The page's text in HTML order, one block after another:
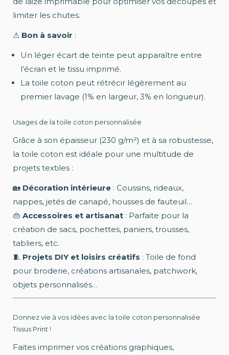
limiter les chutes.
⚠ Bon à savoir :
Un léger écart de teinte peut apparaître entre
l’écran et le tissu imprimé.
La toile coton peut rétrécir légèrement au
premier lavage (1% en largeur, 3% en longueur).
Usages de la toile coton personnalisée
Grâce à son épaisseur (230 g/m²) et à sa robustesse,
la toile coton est idéale pour une multitude de
projets textiles :
🏡 Décoration intérieure : Coussins, rideaux,
nappes, jetés de canapé, housses de fauteuil…
👜 Accessoires et artisanat : Parfaite pour la
création de sacs, pochettes, paniers, trousses,
tabliers, etc.
🧵 Projets DIY et loisirs créatifs : Toile de fond
pour broderie, créations artisanales, patchwork,
objets personnalisés…
Donnez vie à vos idées avec la toile coton personnalisée
Tissus Print !
Faites imprimer vos créations graphiques,